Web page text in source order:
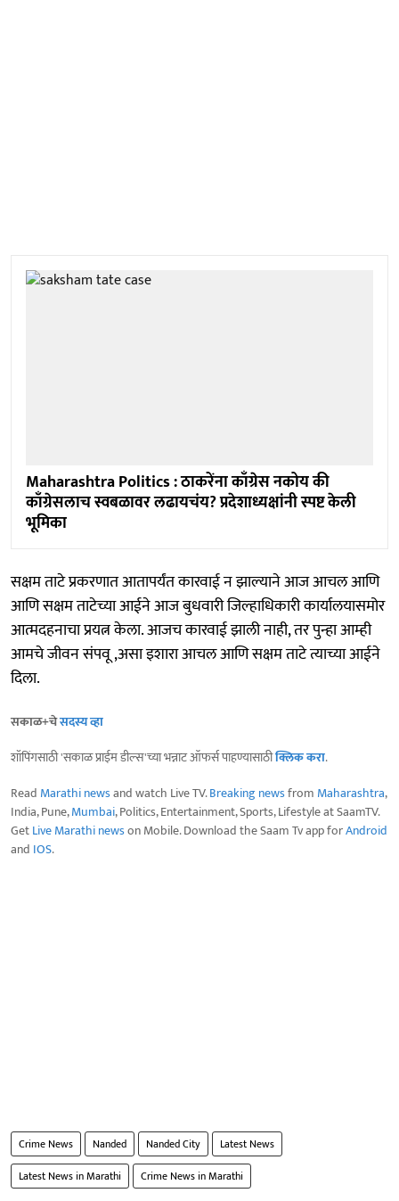
Maharashtra Politics : ठाकरेंना काँग्रेस नकोय की
काँग्रेसलाच स्वबळावर लढायचंय? प्रदेशाध्यक्षांनी स्पष्ट केली
भूमिका
सक्षम ताटे प्रकरणात आतापर्यंत कारवाई न झाल्याने आज आचल आणि
आणि सक्षम ताटेच्या आईने आज बुधवारी जिल्हाधिकारी कार्यालयासमोर
आत्मदहनाचा प्रयत्न केला. आजच कारवाई झाली नाही, तर पुन्हा आम्ही
आमचे जीवन संपवू ,असा इशारा आचल आणि सक्षम ताटे त्याच्या आईने
दिला.
सकाळ+चेसदस्य व्हा
शॉपिंगसाठी 'सकाळ प्राईम डील्स'च्या भन्नाट ऑफर्स पाहण्यासाठीक्लिक करा.
Read Marathi newsand watch Live TV.Breaking newsfrom Maharashtra,
India, Pune,Mumbai, Politics, Entertainment, Sports, Lifestyle at SaamTV.
GetLive Marathi newson Mobile. Download the Saam Tv app forAndroid
and IOS.
Crime News Nanded Nanded City
Latest News
Latest News in Marathi
Crime News in Marathi